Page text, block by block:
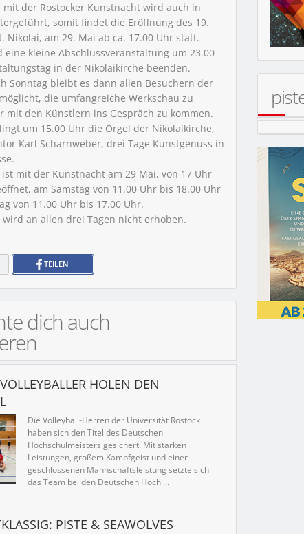
mit der Rostocker Kunstnacht wird auch in
somit findet die Eröffnung des 19.
Nikolai, am 29. Mai ab ca. 17.00 Uhr statt.
kleine Abschlussveranstaltung um 23.00
in der Nikolaikirche beenden.
Sonntag bleibt es dann allen Besuchern der
die umfangreiche Werkschau zu
mit den Künstlern ins Gespräch zu kommen.
um 15.00 Uhr die Orgel der Nikolaikirche,
Karl Scharnweber, drei Tage Kunstgenuss in
mit der Kunstnacht am 29 Mai, von 17 Uhr
am Samstag von 11.00 Uhr bis 18.00 Uhr
von 11.00 Uhr bis 17.00 Uhr.
an allen drei Tagen nicht erhoben.
TEILEN
dich auch
HOLEN DEN
Die Volleyball-Herren der Universität Rostock
haben sich den Titel des Deutschen
Hochschulmeisters gesichert. Mit starken
Leistungen, großem Kampfgeist und einer
geschlossenen Mannschaftsleistung setzte sich
das Team bei den Deutschen Hoch ...
PISTE & SEAWOLVES